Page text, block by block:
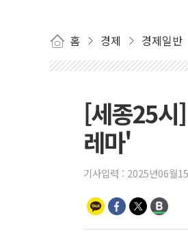
홈 경제 경제일반
[세종25시
레마'
기사입력 : 2025년06월